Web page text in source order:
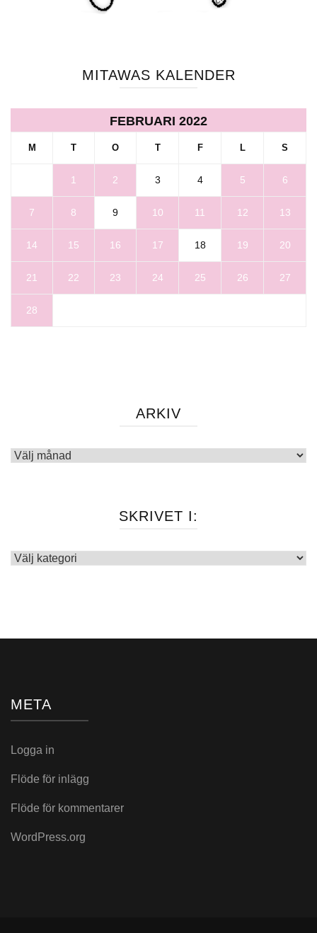
MITAWAS KALENDER
FEBRUARI 2022
M T O T F L S
1 2 3 4 5 6
7 8 9 10 11 12 13
14 15 16 17 18 19 20
21 22 23 24 25 26 27
28
ARKIV
Arkiv
SKRIVET I:
Skrivet
META
Logga in
Flöde för inlägg
Flöde för kommentarer
WordPress.org